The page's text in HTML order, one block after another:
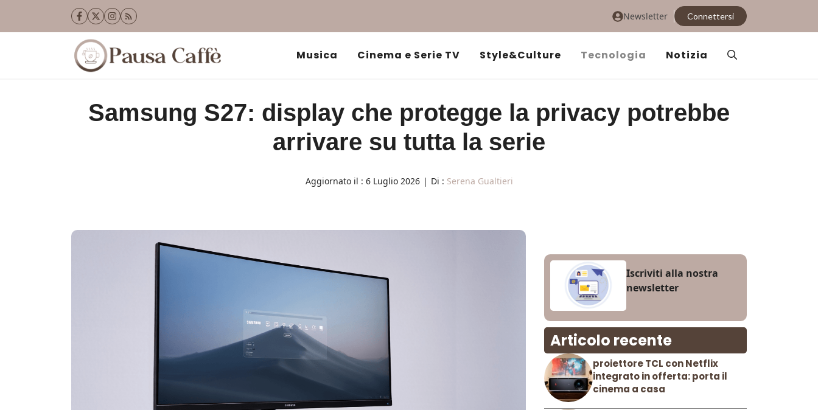
Newsletter Connettersi
Musica Cinema e Serie TV Style&Culture Tecnologia Notizia
Samsung S27: display che protegge la privacy potrebbe
arrivare su tutta la serie
Aggiornato il : 6 Luglio 2026 | Di : Serena Gualtieri
Iscriviti alla nostra
newsletter
Articolo recente
proiettore TCL con Netflix
integrato in offerta: porta il
cinema a casa